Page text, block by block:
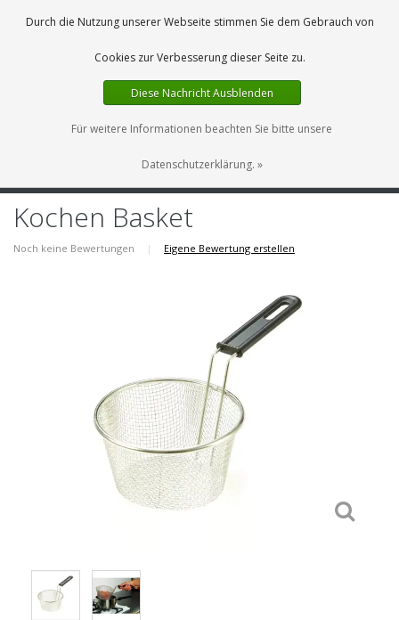
0 Artikel
DE
Kochen Basket
Noch keine Bewertungen | Eigene Bewertung erstellen
Durch die Nutzung unserer Webseite stimmen Sie dem Gebrauch von
Cookies zur Verbesserung dieser Seite zu.
Diese Nachricht Ausblenden
Für weitere Informationen beachten Sie bitte unsere
Datenschutzerklärung. »